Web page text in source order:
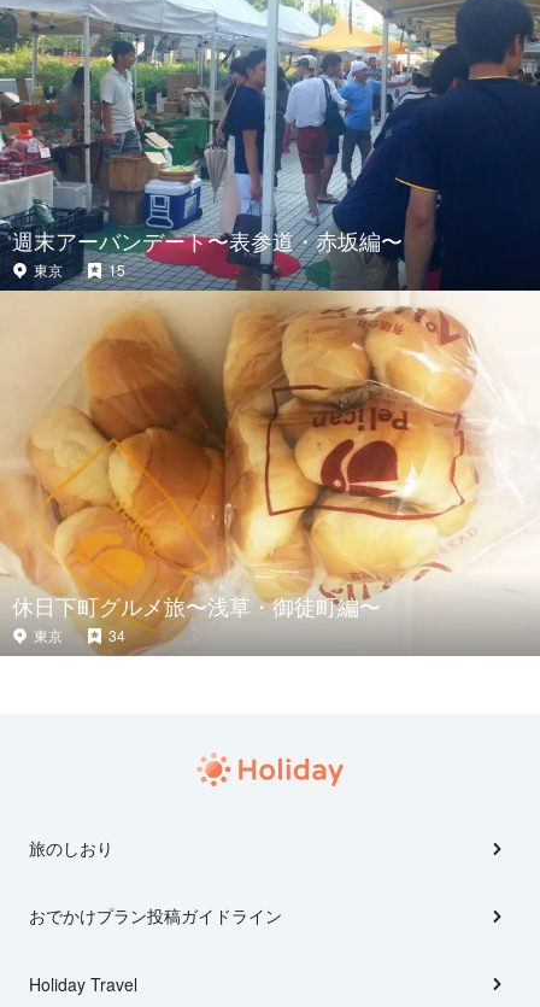
週末アーバンデート〜表参道・赤坂編〜
東京 15
休日下町グルメ旅〜浅草・御徒町編〜
東京 34
旅のしおり
おでかけプラン投稿ガイドライン
Holiday Travel